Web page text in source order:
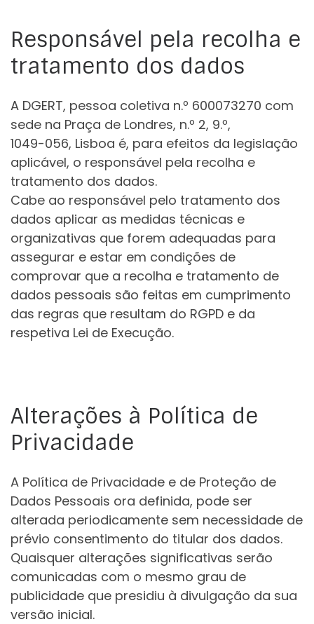
Responsável pela recolha e
tratamento dos dados
A DGERT, pessoa coletiva n.º 600073270 com
sede na Praça de Londres, n.º 2, 9.º,
1049-056, Lisboa é, para efeitos da legislação
aplicável, o responsável pela recolha e
tratamento dos dados.
Cabe ao responsável pelo tratamento dos
dados aplicar as medidas técnicas e
organizativas que forem adequadas para
assegurar e estar em condições de
comprovar que a recolha e tratamento de
dados pessoais são feitas em cumprimento
das regras que resultam do RGPD e da
respetiva Lei de Execução.
Alterações à Política de
Privacidade
A Política de Privacidade e de Proteção de
Dados Pessoais ora definida, pode ser
alterada periodicamente sem necessidade de
prévio consentimento do titular dos dados.
Quaisquer alterações significativas serão
comunicadas com o mesmo grau de
publicidade que presidiu à divulgação da sua
versão inicial.